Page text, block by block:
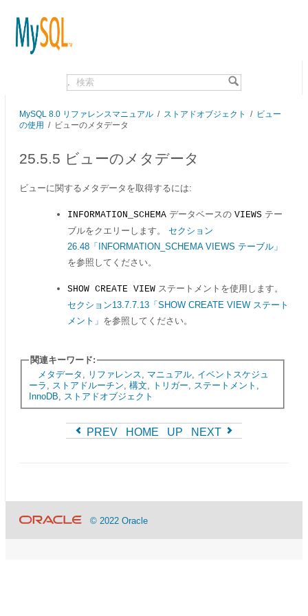
MySQL 8.0 リファレンスマニュアル / ストアドオブジェクト / ビュー
の使用 / ビューのメタデータ
25.5.5 ビューのメタデータ
ビューに関するメタデータを取得するには:
INFORMATION_SCHEMA データベースの VIEWS テー
ブルをクエリーします。 セクション
26.48「INFORMATION_SCHEMA VIEWS テーブル」
を参照してください。
SHOW CREATE VIEW ステートメントを使用します。
セクション13.7.7.13「SHOW CREATE VIEW ステート
メント」 を参照してください。
関連キーワード:
メタデータ
リファレンス マニュアル, イベントスケジュ
ーラ
ストアドルーチン 構文 トリガー ステートメント
InnoDB
ストアドオブジェクト
PREV HOME UP NEXT
© 2022 Oracle